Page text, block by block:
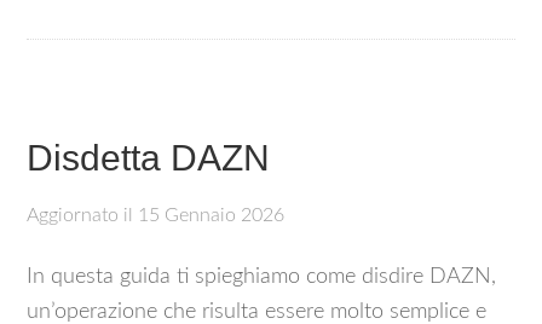
Disdetta DAZN
Aggiornato il 15 Gennaio 2026
In questa guida ti spieghiamo come disdire DAZN,
un’operazione che risulta essere molto semplice e